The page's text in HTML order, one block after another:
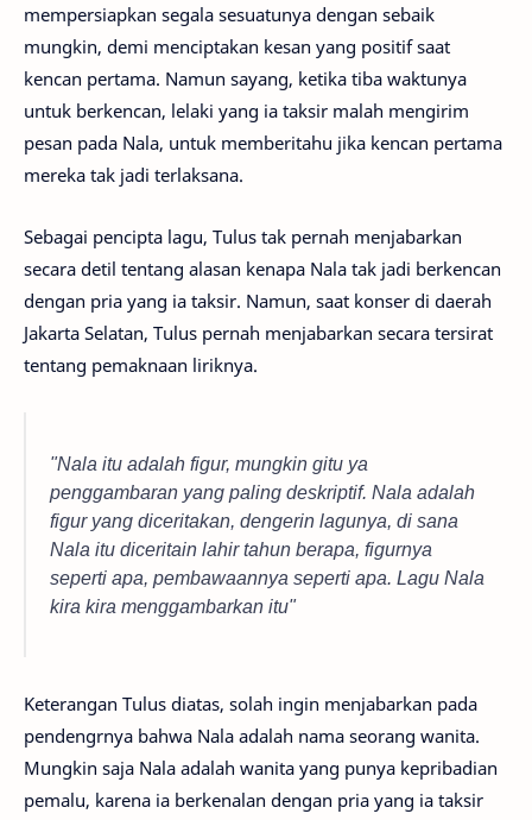
mempersiapkan segala sesuatunya dengan sebaik
mungkin, demi menciptakan kesan yang positif saat
kencan pertama. Namun sayang, ketika tiba waktunya
untuk berkencan, lelaki yang ia taksir malah mengirim
pesan pada Nala, untuk memberitahu jika kencan pertama
mereka tak jadi terlaksana.
Sebagai pencipta lagu, Tulus tak pernah menjabarkan
secara detil tentang alasan kenapa Nala tak jadi berkencan
dengan pria yang ia taksir. Namun, saat konser di daerah
Jakarta Selatan, Tulus pernah menjabarkan secara tersirat
tentang pemaknaan liriknya.
"Nala itu adalah figur, mungkin gitu ya
penggambaran yang paling deskriptif. Nala adalah
figur yang diceritakan, dengerin lagunya, di sana
Nala itu diceritain lahir tahun berapa, figurnya
seperti apa, pembawaannya seperti apa. Lagu Nala
kira kira menggambarkan itu"
Keterangan Tulus diatas, solah ingin menjabarkan pada
pendengrnya bahwa Nala adalah nama seorang wanita.
Mungkin saja Nala adalah wanita yang punya kepribadian
pemalu, karena ia berkenalan dengan pria yang ia taksir